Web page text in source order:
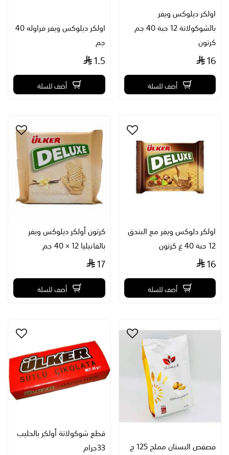
اولكر ديلوكس ويفر
بالشوكولاتة 12 حبة 40 جم
كرتون
16
أضف للسلة
اولكر ديلوكس ويفر فراوله 40
جم
1.5
أضف للسلة
اولكر دلوكس ويفر مع البندق
12 حبة 40 غ كرتون
16
أضف للسلة
كرتون أولكر ديلوكس ويفر
بالفانيليا 12 × 40 جم
17
أضف للسلة
فصفص البستان مملح 125 ج
قطع شوكولاتة أولكر بالحليب
33جرام